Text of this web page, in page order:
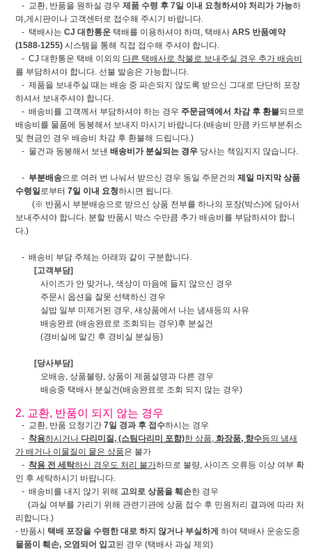
- 교환, 반품을 원하실 경우 제품 수령 후 7일 이내 요청하셔야 처리가 가능하
며,게시판이나 고객센터로 접수해 주시기 바랍니다.
- 택배사는 CJ 대한통운 택배를 이용하셔야 하며, 택배사 ARS 반품예약
(1588-1255) 시스템을 통해 직접 접수해 주셔야 합니다.
- CJ 대한통운 택배 이외의 다른 택배사로 착불로 보내주실 경우 추가 배송비
를 부담하셔야 합니다. 선불 발송은 가능합니다.
- 제품을 보내주실 때는 배송 중 파손되지 않도록 받으신 그대로 단단히 포장
하셔서 보내주셔야 합니다.
- 배송비를 고객께서 부담하셔야 하는 경우 주문금액에서 차감 후 환불되므로
배송비를 물품에 동봉해서 보내지 마시기 바랍니다.(배송비 만큼 카드부분취소
및 현금인 경우 배송비 차감 후 환불해 드립니다.)
- 물건과 동봉해서 보낸 배송비가 분실되는 경우 당사는 책임지지 않습니다.
- 부분배송으로 여러 번 나눠서 받으신 경우 동일 주문건의 제일 마지막 상품
수령일 로부터 7일 이내 요청하시면 됩니다.
(※ 반품시 부분배송으로 받으신 상품 전부를 하나의 포장(박스)에 담아서
보내주셔야 합니다. 분할 반품시 박스 수만큼 추가 배송비를 부담하셔야 합니
다.)
- 배송비 부담 주체는 아래와 같이 구분합니다.
[고객부담]
사이즈가 안 맞거나, 색상이 마음에 들지 않으신 경우
주문시 옵션을 잘못 선택하신 경우
실밥 일부 미제거된 경우, 새상품에서 나는 냄새등의 사유
배송완료 (배송완료로 조회되는 경우)후 분실건
(경비실에 맡긴 후 경비실 분실등)
[당사부담]
오배송, 상품불량, 상품이 제품설명과 다른 경우
배송중 택배사 분실건(배송완료로 조회 되지 않는 경우)
2. 교환, 반품이 되지 않는 경우
- 교환, 반품 요청기간 7일 경과 후 접수하시는 경우
- 착용하시거나 다리미질, (스팀다리미 포함)한 상품, 화장품, 향수등의 냄새
가 배거나 이물질이 뭍은 상품은 불가
- 착용 전 세탁하신 경우도 처리 불가하므로 불량, 사이즈 오류등 이상 여부 확
인 후 세탁하시기 바랍니다.
- 배송비를 내지 않기 위해 고의로 상품을 훼손한 경우
(과실 여부를 가리기 위해 관련기관에 상품 접수 후 민원처리 결과에 따라 처
리합니다.)
- 반품시 택배 포장을 수령한 대로 하지 않거나 부실하게 하여 택배사 운송도중
물품이 훼손, 오염되어 입고된 경우 (택배사 과실 제외)